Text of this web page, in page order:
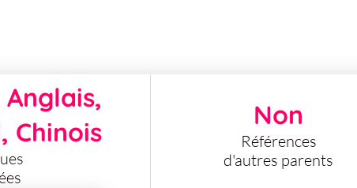
Chinois
Non
Références
d'autres parents